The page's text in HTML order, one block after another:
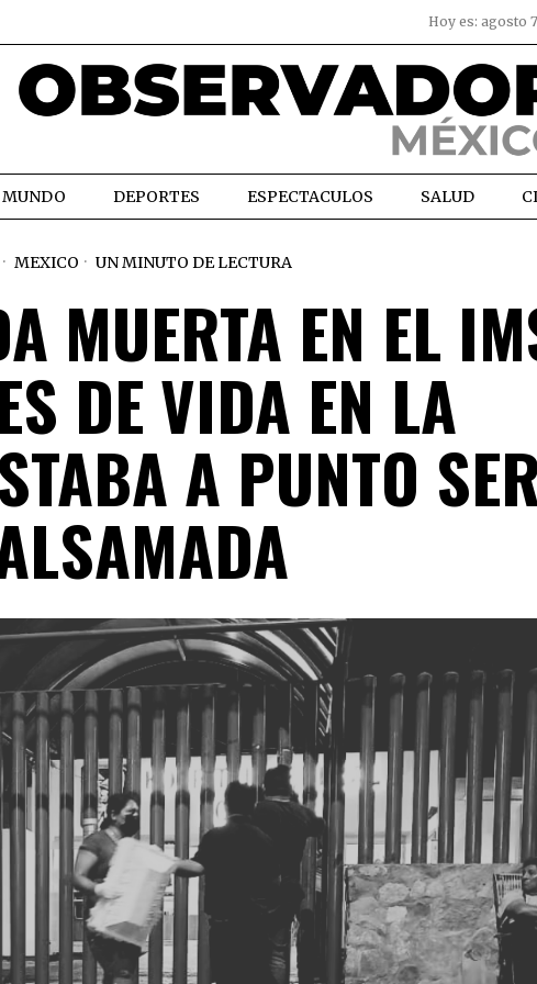
Hoy es: agosto
MUNDO DEPORTES ESPECTACULOS SALUD
MEXICO UN MINUTO DE LECTURA
MUERTA EN EL
DE VIDA EN LA
A PUNTO SER